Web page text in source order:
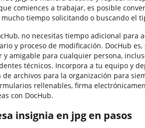
comiences a trabajar, es posible
tiempo solicitando o buscando el
no necesitas tiempo adicional para
y proceso de modificación. DocHub
y amigable para cualquier persona,
técnicos. Incorpora a tu equipo y
de archivos para la organización para
rellenables, firma
con DocHub.
insignia en jpg en pasos